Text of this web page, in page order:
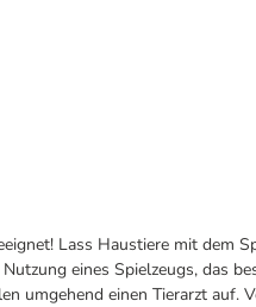
Lass Haustiere mit dem
eines Spielzeugs, das
umgehend einen Tierarzt auf.